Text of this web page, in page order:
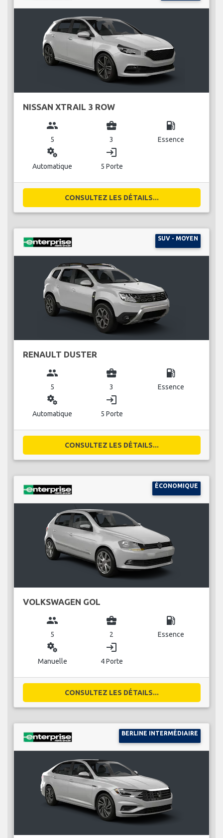
NISSAN XTRAIL 3 ROW
group
5
business_center
3
local_gas_station
Essence
miscellaneous_services
Automatique
login
5 Porte
CONSULTEZ LES DÉTAILS...
SUV - MOYEN
RENAULT DUSTER
group
5
business_center
3
local_gas_station
Essence
miscellaneous_services
Automatique
login
5 Porte
CONSULTEZ LES DÉTAILS...
ÉCONOMIQUE
VOLKSWAGEN GOL
group
5
business_center
2
local_gas_station
Essence
miscellaneous_services
Manuelle
login
4 Porte
CONSULTEZ LES DÉTAILS...
BERLINE INTERMÉDIAIRE